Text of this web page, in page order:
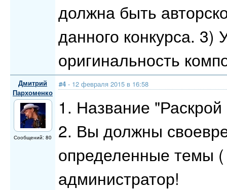
должна быть
данного конкурса. 3)
оригинальность
Дмитрий
Пархоменко
Сообщений: 80
#4 - 12 февраля 2015 в 16:58
1. Название
2. Вы должны
определенные темы
администратор!